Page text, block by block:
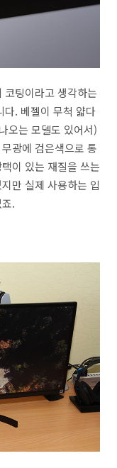
코팅이라고 생각하는
다. 베젤이 무척 얇다
오는 모델도 있어서)
광에 검은색으로 통
이 있는 재질을 쓰는
만 실제 사용하는 입
.